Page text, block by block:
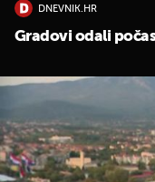
DNEVNIK.HR
Gradovi odali